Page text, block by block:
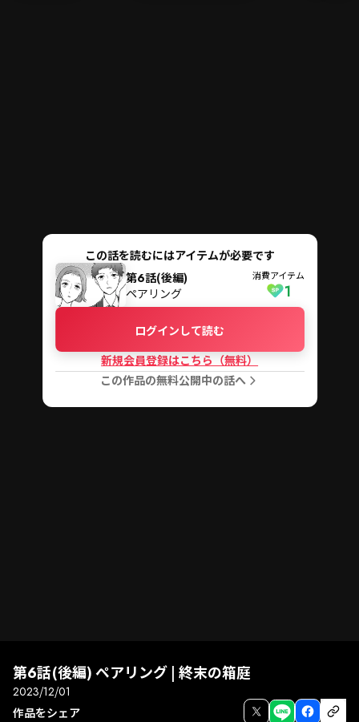
この話を読むにはアイテムが必要です
第6話(後編)
ペアリング
消費アイテム
1
ログインして読む
新規会員登録はこちら（無料）
この作品の無料公開中の話へ
第6話(後編) ペアリング | 終末の箱庭
2023/12/01
作品をシェア